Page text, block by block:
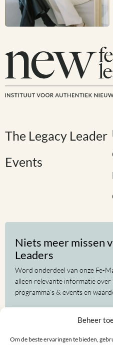
Beheer
Om de beste ervaringen te bieden,
The Legacy Leader
Events
Niets meer missen
Leaders
Word onderdeel van onze Fe-
alleen relevante informatie over
programma’s & events en
(Vereist)